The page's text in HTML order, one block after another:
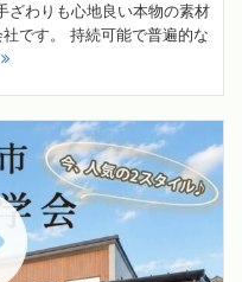
ざわりも心地良い本物の素材
です。 持続可能で普遍的な